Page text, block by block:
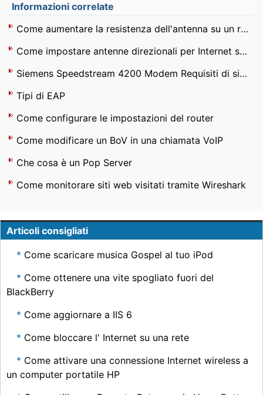
Informazioni correlate
Come aumentare la resistenza dell'antenna su un router wireless
Come impostare antenne direzionali per Internet senza fili
Siemens Speedstream 4200 Modem Requisiti di sistema
Tipi di EAP
Come configurare le impostazioni del router
Come modificare un BoV in una chiamata VoIP
Che cosa è un Pop Server
Come monitorare siti web visitati tramite Wireshark
Articoli consigliati
Come scaricare musica Gospel al tuo iPod
Come ottenere una vite spogliato fuori del
BlackBerry
Come aggiornare a IIS 6
Come bloccare l' Internet su una rete
Come attivare una connessione Internet wireless a
un computer portatile HP